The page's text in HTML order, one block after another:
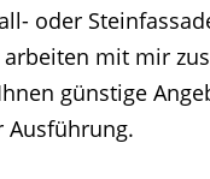
oder
mit mir
günstige
Ausführung.